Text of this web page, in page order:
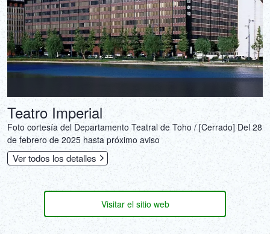
Teatro Imperial
Foto cortesía del Departamento Teatral de Toho / [Cerrado] Del 28
de febrero de 2025 hasta próximo aviso
Ver todos los detalles
Visitar el sitio web